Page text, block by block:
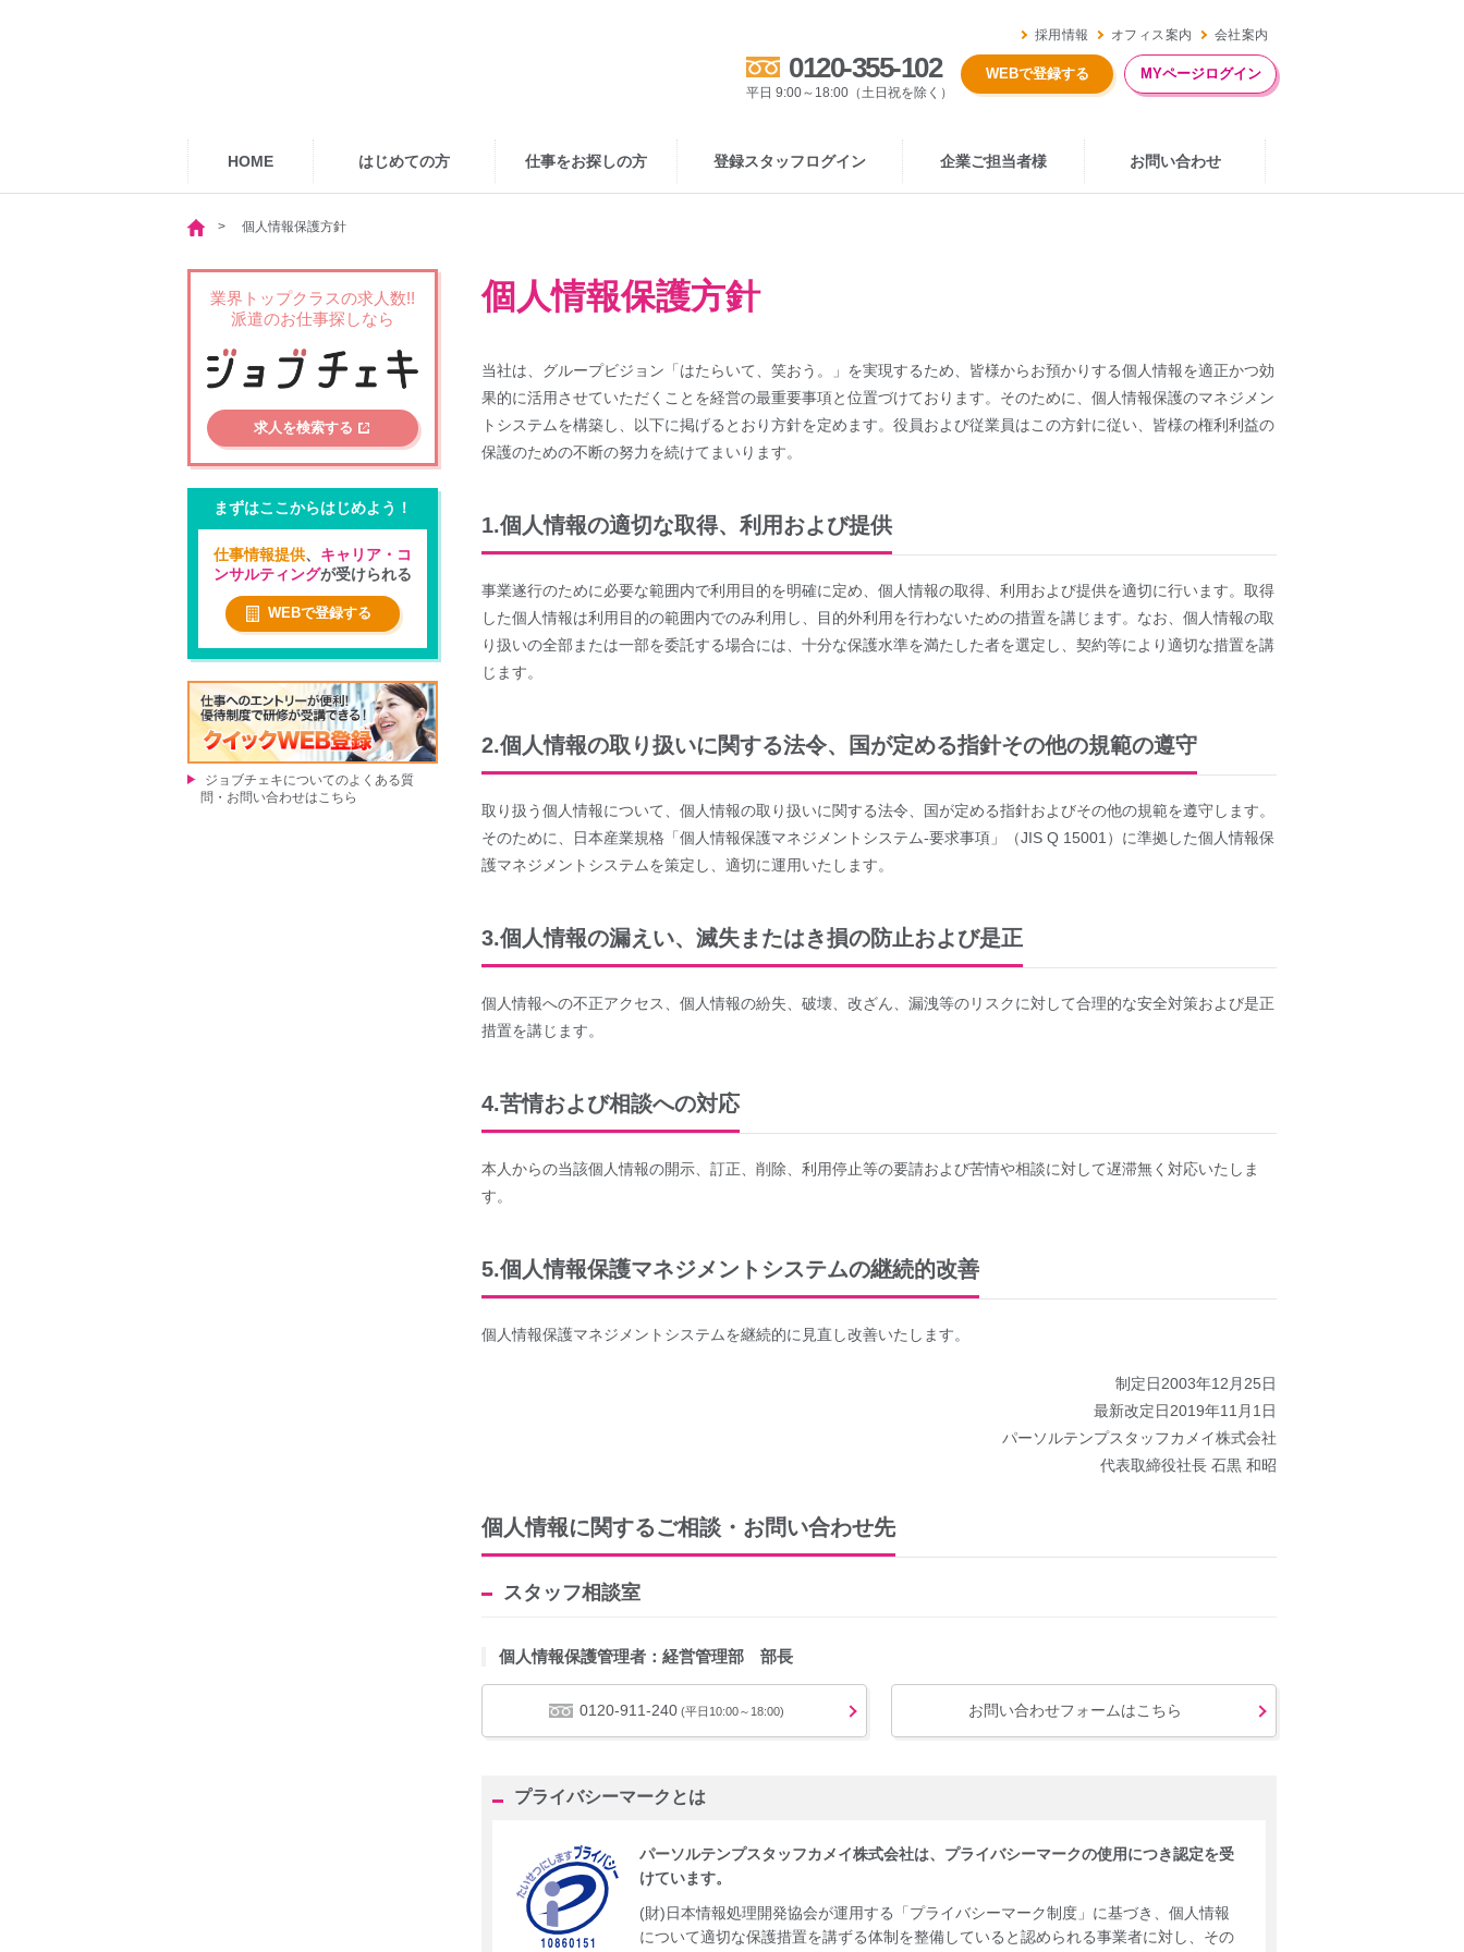
会社案内
オフィス案内
採用情報
0120-355-102
平日 9:00～18:00（土日祝を除く）
WEBで登録する MYページログイン
HOME はじめての方 仕事をお探しの方 登録スタッフログイン 企業ご担当者様 お問い合わせ
個人情報保護方針
個人情報保護方針
当社は、グループビジョン「はたらいて、笑おう。」を実現するため、皆様からお預かりする個人情報を適正かつ効
果的に活用させていただくことを経営の最重要事項と位置づけております。そのために、個人情報保護のマネジメン
トシステムを構築し、以下に掲げるとおり方針を定めます。役員および従業員はこの方針に従い、皆様の権利利益の
保護のための不断の努力を続けてまいります。
1.個人情報の適切な取得、利用および提供
事業遂行のために必要な範囲内で利用目的を明確に定め、個人情報の取得、利用および提供を適切に行います。取得
した個人情報は利用目的の範囲内でのみ利用し、目的外利用を行わないための措置を講じます。なお、個人情報の取
り扱いの全部または一部を委託する場合には、十分な保護水準を満たした者を選定し、契約等により適切な措置を講
じます。
2.個人情報の取り扱いに関する法令、国が定める指針その他の規範の遵守
取り扱う個人情報について、個人情報の取り扱いに関する法令、国が定める指針およびその他の規範を遵守します。
そのために、日本産業規格「個人情報保護マネジメントシステム‐要求事項」（JIS Q 15001）に準拠した個人情報保
護マネジメントシステムを策定し、適切に運用いたします。
3.個人情報の漏えい、滅失またはき損の防止および是正
個人情報への不正アクセス、個人情報の紛失、破壊、改ざん、漏洩等のリスクに対して合理的な安全対策および是正
措置を講じます。
4.苦情および相談への対応
本人からの当該個人情報の開示、訂正、削除、利用停止等の要請および苦情や相談に対して遅滞無く対応いたしま
す。
5.個人情報保護マネジメントシステムの継続的改善
個人情報保護マネジメントシステムを継続的に見直し改善いたします。
制定日2003年12月25日
最新改定日2019年11月1日
パーソルテンプスタッフカメイ株式会社
代表取締役社長 石黒 和昭
個人情報に関するご相談・お問い合わせ先
スタッフ相談室
個人情報保護管理者：経営管理部 部長
0120-911-240(平日10:00～18:00) お問い合わせフォームはこちら
プライバシーマークとは
パーソルテンプスタッフカメイ株式会社は、プライバシーマークの使用につき認定を受
けています。
(財)日本情報処理開発協会が運用する「プライバシーマーク制度」に基づき、個人情報
について適切な保護措置を講ずる体制を整備していると認められる事業者に対し、その
業界トップクラスの求人数!!
派遣のお仕事探しなら
求人を検索する
まずはここからはじめよう！
仕事情報提供、 キャリア・コ
ンサルティングが受けられる
WEBで登録する
ジョブチェキについてのよくある質
問・お問い合わせはこちら